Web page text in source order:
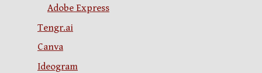
Adobe Express
Tengr.ai
Canva
Ideogram